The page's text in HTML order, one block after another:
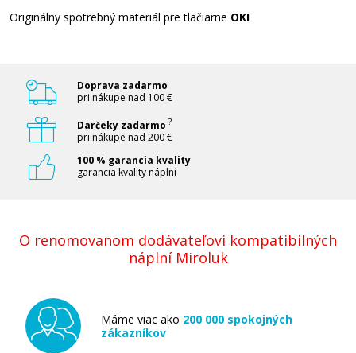
92,90 €
Pridať do košíka
Originálny fotovalec OKI 46507307
(Azúrový fotovalec)
Originální fotoválec
Originálny spotrebný materiál pre tlačiarne OKI
Doprava zadarmo
pri nákupe nad 100 €
Darčeky zadarmo ?
pri nákupe nad 200 €
100 % garancia kvality
garancia kvality náplní
O renomovanom dodávateľovi kompatibilných
náplní Miroluk
Máme viac ako 200 000 spokojných
zákazníkov